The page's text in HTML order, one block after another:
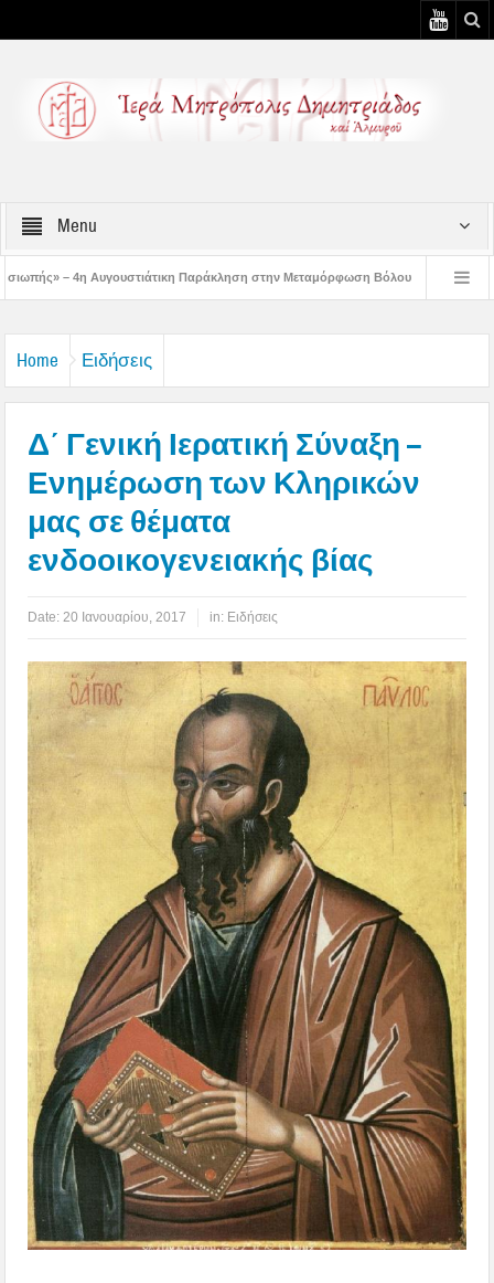
Menu
Παράκληση στην Μεταμόρφωση Βόλου Επίσκεψη του Δ/ντού της Β/
Home Ειδήσεις
Δ΄ Γενική Ιερατική Σύναξη –
Ενημέρωση των Κληρικών
μας σε θέματα
ενδοοικογενειακής βίας
Date: 20 Ιανουαρίου, 2017 in: Ειδήσεις